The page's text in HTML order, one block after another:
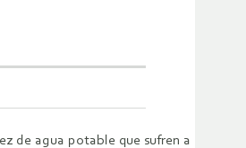
de agua potable que sufren a